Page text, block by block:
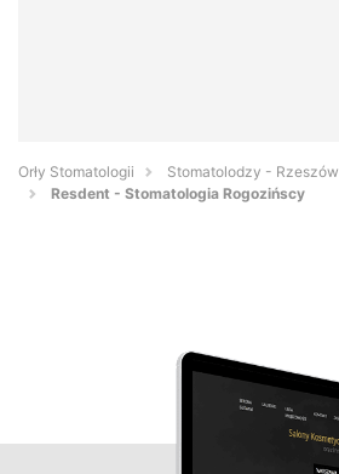
Orły Stomatologii
Stomatolodzy - Rzeszów
Resdent - Stomatologia Rogozińscy